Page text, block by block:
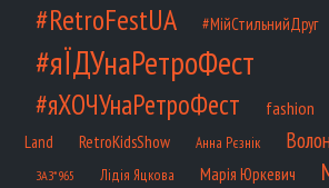
#RetroFestUA #МійСтильнийДруг
#яЇДУнаРетроФест
#яХОЧУнаРетроФест fashion
Land
RetroKidsShow Анна Рєзнік
ЗАЗ*965 Лідія Яцкова Марія Юркевич